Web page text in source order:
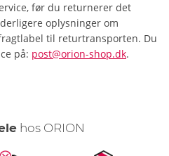
før du returnerer det
oplysninger om
til returtransporten. Du
på: post@orion-shop.dk.
hos ORION